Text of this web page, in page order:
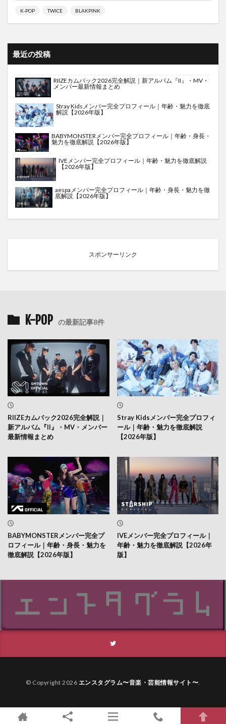
K-POP TWICE BLAKPINK
最近の投稿
RIIZEカムバック2026完全解説｜新アルバム『II』・MV・
メンバー最新情報まとめ
Stray Kidsメンバー完全プロフィール｜年齢・魅力を徹底
解説【2026年版】
BABYMONSTERメンバー完全プロフィール｜年齢・身長・
魅力を徹底解説【2026年版】
IVEメンバー完全プロフィール｜年齢・魅力を徹底解説
【2026年版】
aespaメンバー完全プロフィール｜年齢・身長・魅力を徹
底解説【2026年版】
スポンサーリンク
K-POP の最新記事8件
RIIZEカムバック2026完全解説｜
新アルバム『II』・MV・メンバー
最新情報まとめ
Stray Kidsメンバー完全プロフィ
ール｜年齢・魅力を徹底解説
【2026年版】
BABYMONSTERメンバー完全プ
ロフィール｜年齢・身長・魅力を
徹底解説【2026年版】
IVEメンバー完全プロフィール｜
年齢・魅力を徹底解説【2026年
版】
© Copyright 2026 エンスタグラム〜音楽・芸能情報サイト〜